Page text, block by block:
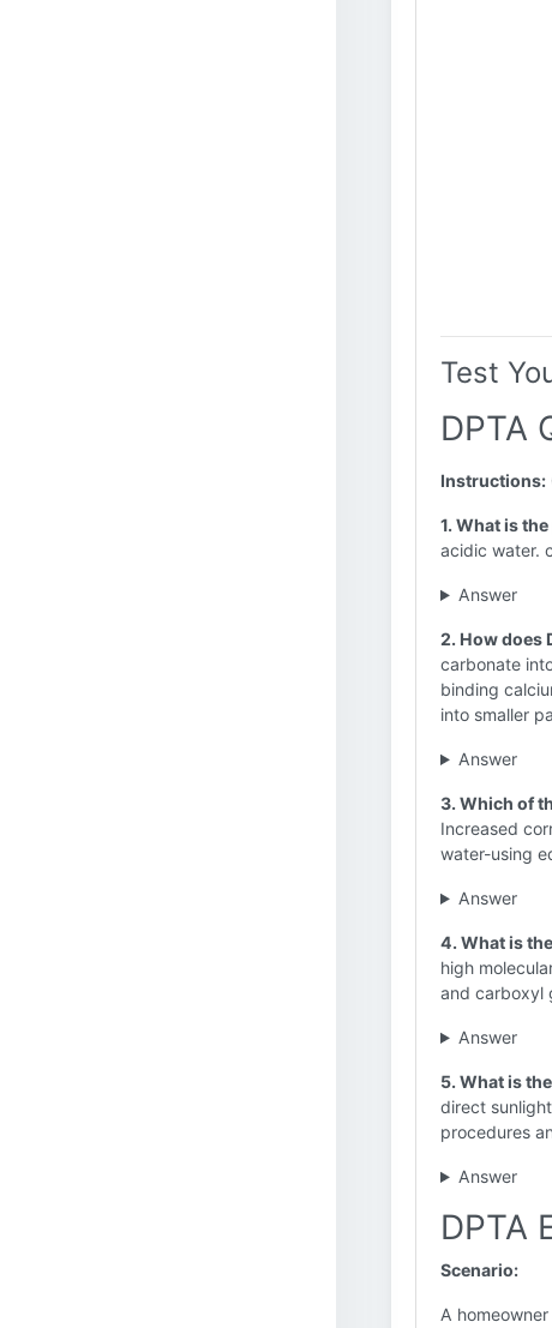
Test
DPTA
Instructions:
1. What is
acidic water.
Answer
2. How does
carbonate
binding
into smaller
Answer
3. Which of
Increased
water-using
Answer
4. What is
high
and carboxyl
Answer
5. What is
direct
procedures
Answer
DPTA
Scenario:
A